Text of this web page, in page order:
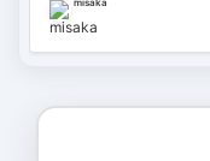
misaka